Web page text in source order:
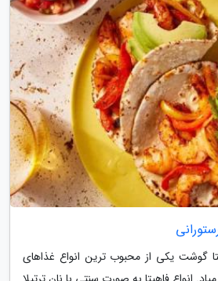
گوشت یکی از محبوب ترین انواع غذاهای